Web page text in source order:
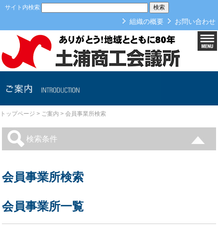
本文へ
サイト内検索
組織の概要 お問い合わせ
ご案内
トップページ > ご案内 > 会員事業所検索
検索条件
会員事業所検索
会員事業所一覧